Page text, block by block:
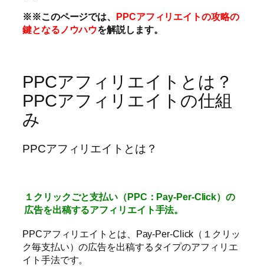
※※このページでは、 PPCアフィリエイトの攻略の
鍵となるノウハウを解説します。
PPCアフィリエイトとは？
PPCアフィリエイトの仕組
み
PPCアフィリエイトとは？
１クリックごと支払い（PPC：Pay-Per-Click）の
広告を出稿するアフィリエイト手法。
PPCアフィリエイトとは、Pay-Per-Click（１クリッ
ク毎支払い）の広告を出稿するタイプのアフィリエ
イト手法です。